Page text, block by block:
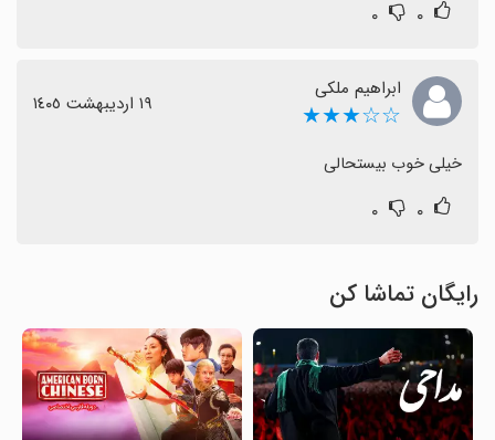
۰ ۰
ابراهیم ملکی
☆☆★★★ ١٩ اردیبهشت ١٤٠٥
خیلی خوب بیستحالی
۰ ۰
رایگان تماشا کن